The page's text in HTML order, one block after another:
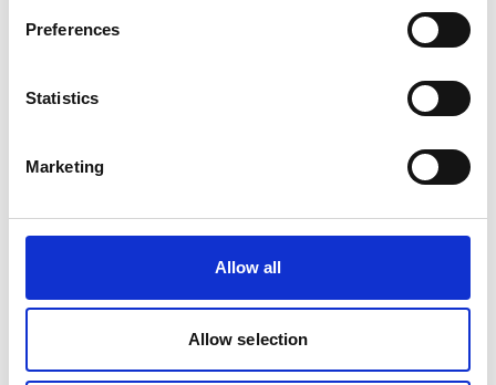
Preferences
Statistics
Marketing
Allow all
Allow selection